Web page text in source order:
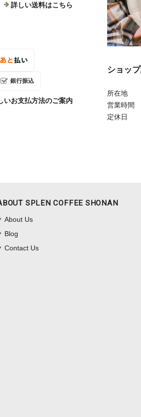
詳しい送料はこちら
銀行振込
いお支払方法のご案内
ショッ
所在地
営業時間
定休日
SPLEN COFFEE SHONAN
About Us
Blog
Contact Us